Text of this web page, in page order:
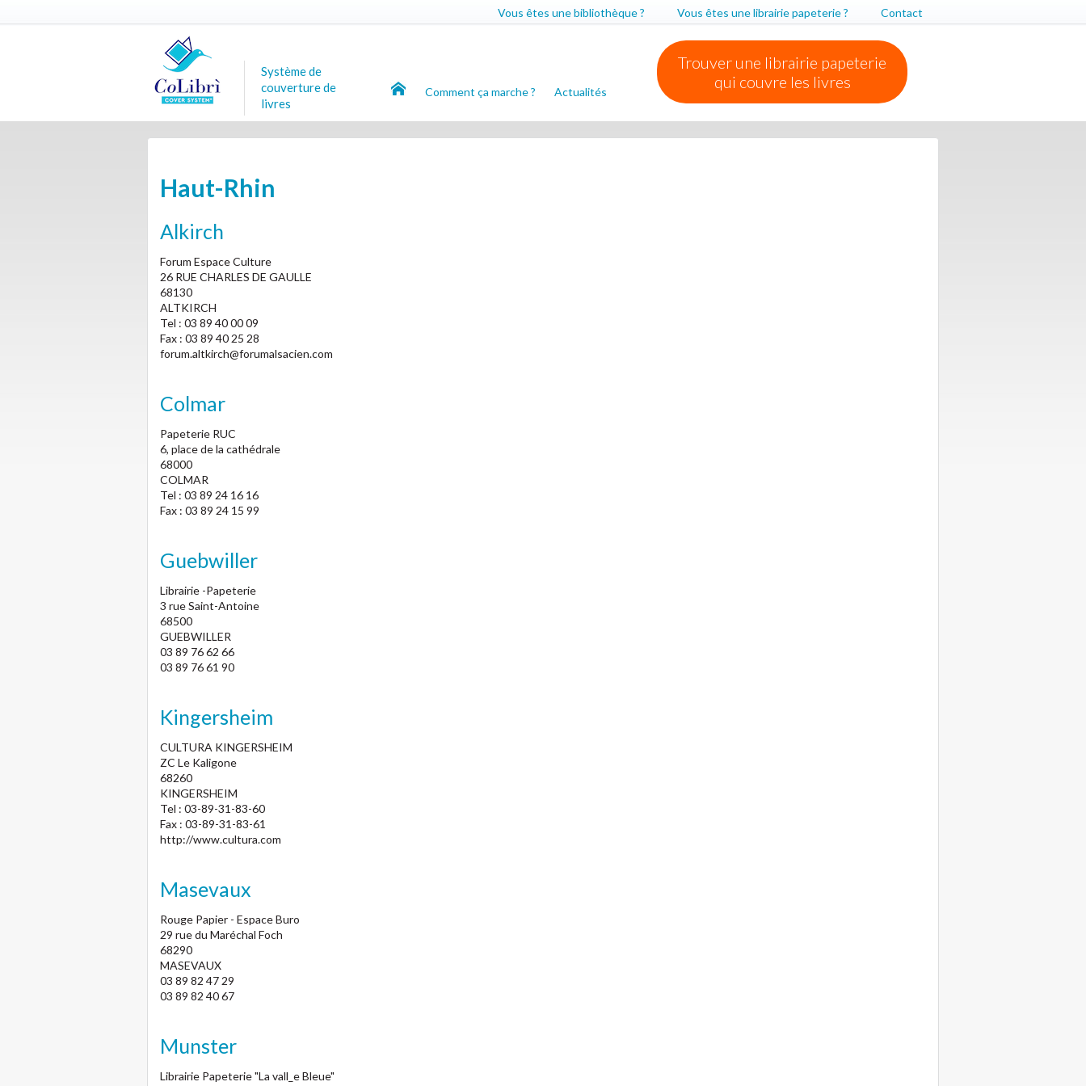
Vous êtes une bibliothèque ? Vous êtes une librairie papeterie ? Contact
Système de
couverture de
livres
Comment ça marche ? Actualités
Trouver une librairie papeterie
qui couvre les livres
Haut-Rhin
Alkirch
Forum Espace Culture
26 RUE CHARLES DE GAULLE
68130
ALTKIRCH
Tel : 03 89 40 00 09
Fax : 03 89 40 25 28
forum.altkirch@forumalsacien.com
Colmar
Papeterie RUC
6, place de la cathédrale
68000
COLMAR
Tel : 03 89 24 16 16
Fax : 03 89 24 15 99
Guebwiller
Librairie -Papeterie
3 rue Saint-Antoine
68500
GUEBWILLER
03 89 76 62 66
03 89 76 61 90
Kingersheim
CULTURA KINGERSHEIM
ZC Le Kaligone
68260
KINGERSHEIM
Tel : 03-89-31-83-60
Fax : 03-89-31-83-61
http://www.cultura.com
Masevaux
Rouge Papier - Espace Buro
29 rue du Maréchal Foch
68290
MASEVAUX
03 89 82 47 29
03 89 82 40 67
Munster
Librairie Papeterie "La vall_e Bleue"